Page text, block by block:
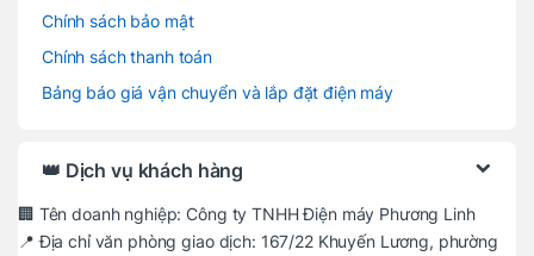
Chính sách bảo mật
Chính sách thanh toán
Bảng báo giá vận chuyển và lắp đặt điện máy
👑 Dịch vụ khách hàng
🏢 Tên doanh nghiệp: Công ty TNHH Điện máy Phương Linh
📍 Địa chỉ văn phòng giao dịch: 167/22 Khuyến Lương, phường